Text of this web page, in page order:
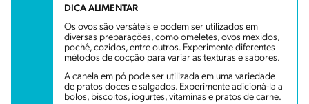
DICA ALIMENTAR
Os ovos são versáteis e podem ser utilizados em
diversas preparações, como omeletes, ovos mexidos,
pochê, cozidos, entre outros. Experimente diferentes
métodos de cocção para variar as texturas e sabores.
A canela em pó pode ser utilizada em uma variedade
de pratos doces e salgados. Experimente adicioná-la a
bolos, biscoitos, iogurtes, vitaminas e pratos de carne.